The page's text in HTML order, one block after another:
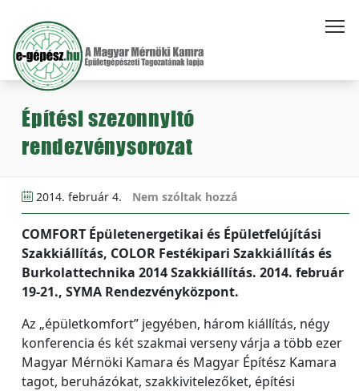
Építési szezonnyitó
rendezvénysorozat
2014. február 4. Nem szóltak hozzá
COMFORT Épületenergetikai és Épületfelújítási
Szakkiállítás, COLOR Festékipari Szakkiállítás és
Burkolattechnika 2014 Szakkiállítás. 2014. február
19-21., SYMA Rendezvényközpont.
Az „épületkomfort” jegyében, három kiállítás, négy
konferencia és két szakmai verseny várja a több ezer
Magyar Mérnöki Kamara és Magyar Építész Kamara
tagot, beruházókat, szakkivitelezőket, építési